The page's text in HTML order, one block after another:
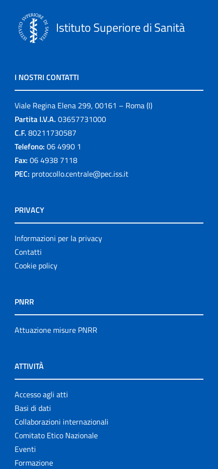
Istituto Superiore di Sanità
I NOSTRI CONTATTI
Viale Regina Elena 299, 00161 – Roma (I)
Partita I.V.A. 03657731000
C.F. 80211730587
Telefono: 06 4990 1
Fax: 06 4938 7118
PEC: protocollo.centrale@pec.iss.it
PRIVACY
Informazioni per la privacy
Contatti
Cookie policy
PNRR
Attuazione misure PNRR
ATTIVITÀ
Accesso agli atti
Basi di dati
Collaborazioni internazionali
Comitato Etico Nazionale
Eventi
Formazione